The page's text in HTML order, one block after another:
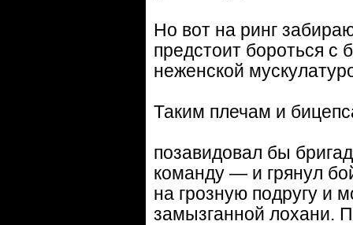
Но вот на ринг
предстоит бороться с
неженской
Таким плечам и
позавидовал бы
команду — и грянул
на грозную подругу и
замызганной лохани.